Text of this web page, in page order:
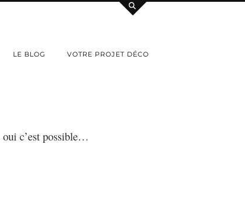
LE BLOG VOTRE PROJET DÉCO
oui c’est possible…